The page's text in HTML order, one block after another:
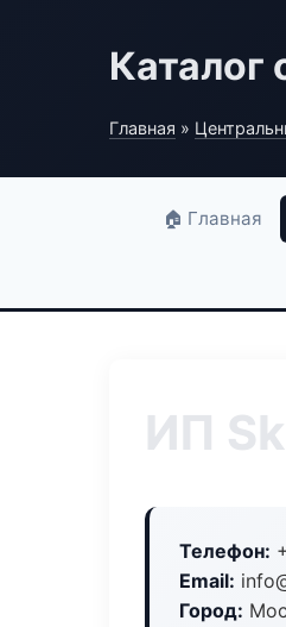
Каталог
Главная »
🏠 Главная
ИП
Телефон:
Email:
Город: